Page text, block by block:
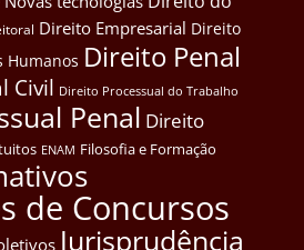
Direito Empresarial Direito
Humanos Direito Penal
Civil Direito Processual do Trabalho
Penal Direito
ENAM Filosofia e Formação
de Concursos
Jurisprudência